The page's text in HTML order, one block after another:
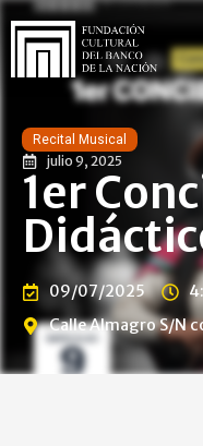
Recital Musical
julio 9, 2025
1er
09/07/2025
Calle Almagro S/N